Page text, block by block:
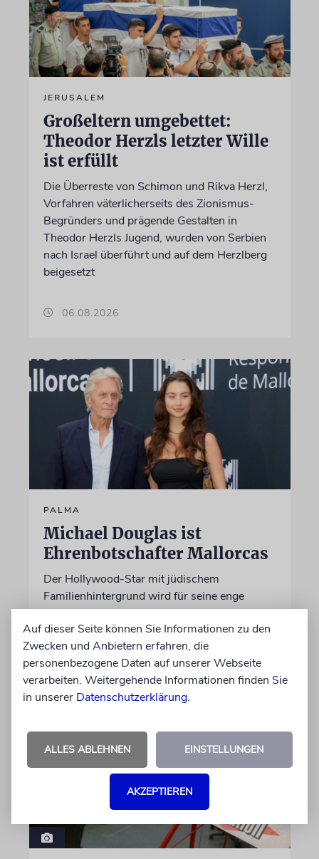
JERUSALEM
Großeltern umgebettet:
Theodor Herzls letzter Wille
ist erfüllt
Die Überreste von Schimon und Rikva Herzl,
Vorfahren väterlicherseits des Zionismus-
Begründers und prägende Gestalten in
Theodor Herzls Jugend, wurden von Serbien
nach Israel überführt und auf dem Herzlberg
beigesetzt
06.08.2026
PALMA
Michael Douglas ist
Ehrenbotschafter Mallorcas
Der Hollywood-Star mit jüdischem
Familienhintergrund wird für seine enge
Verbindung zu der spanischen Insel und sein
Engagement für deren kulturelles Erbe geehrt
06.08.2026
Auf dieser Seite können Sie Informationen zu den
Zwecken und Anbietern erfahren, die
personenbezogene Daten auf unserer Webseite
verarbeiten. Weitergehende Informationen finden Sie
in unserer Datenschutzerklärung.
ALLES ABLEHNEN EINSTELLUNGEN
AKZEPTIEREN